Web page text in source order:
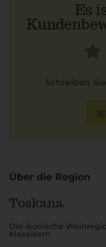
Es
Schreiben
Über die Region
Toskana
Die ikonische
Klassikern